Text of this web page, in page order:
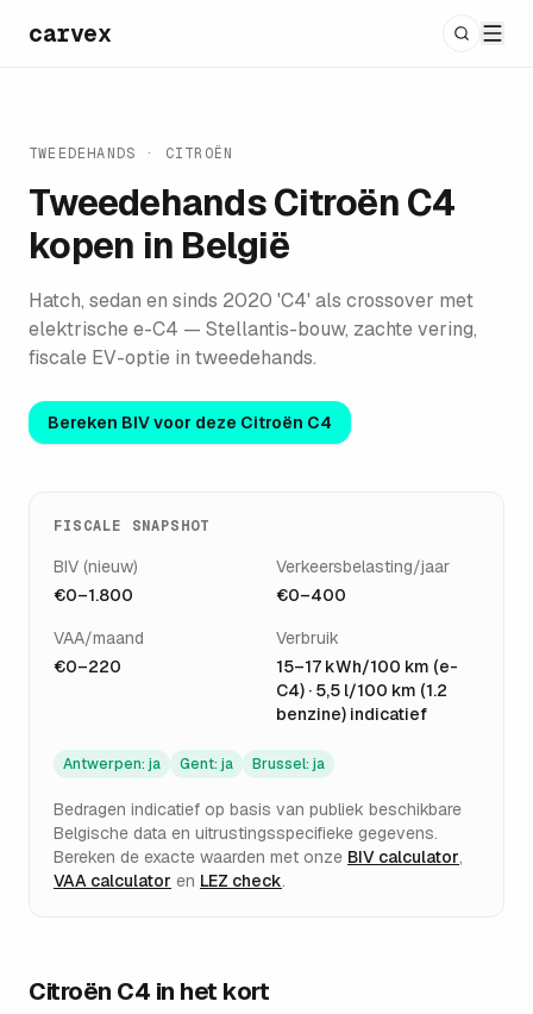
carvex
TWEEDEHANDS · CITROËN
TweedehandsCitroën C4
kopen in België
Hatch, sedan en sinds 2020 'C4' als crossover met
elektrische e-C4 — Stellantis-bouw, zachte vering,
fiscale EV-optie in tweedehands.
Bereken BIV voor deze Citroën C4
FISCALE SNAPSHOT
BIV (nieuw)
€0–1.800
Verkeersbelasting/jaar
€0–400
VAA/maand
€0–220
Verbruik
15–17 kWh/100 km (e-
C4) · 5,5 l/100 km (1.2
benzine) indicatief
Antwerpen: ja Gent: ja Brussel: ja
Bedragen indicatief op basis van publiek beschikbare
Belgische data en uitrustingsspecifieke gegevens.
Bereken de exacte waarden met onze BIV calculator,
VAA calculator en LEZ check.
Citroën C4 in het kort